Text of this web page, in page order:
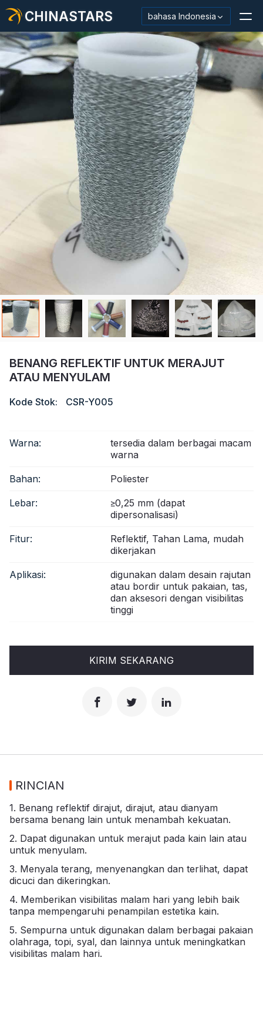
CHINASTARS bahasa Indonesia
Bahan Reflektif/Pita
Kain Reflektif Mode
Pakaian Keamanan
Bahan Menyala Dalam Gelap
Pemangkasan Pencucian Industri
Tentang CHINASTARS
Produk baru
Sertifikat
Katalog
Video
BENANG REFLEKTIF UNTUK MERAJUT
ATAU MENYULAM
Kode Stok: CSR-Y005
Warna:
tersedia dalam berbagai macam
warna
Bahan: Poliester
Lebar:
≥0,25 mm (dapat
dipersonalisasi)
Fitur:
Reflektif, Tahan Lama, mudah
dikerjakan
Aplikasi:
digunakan dalam desain rajutan
atau bordir untuk pakaian, tas,
dan aksesori dengan visibilitas
tinggi
KIRIM SEKARANG
RINCIAN
1. Benang reflektif dirajut, dirajut, atau dianyam
bersama benang lain untuk menambah kekuatan.
2. Dapat digunakan untuk merajut pada kain lain atau
untuk menyulam.
3. Menyala terang, menyenangkan dan terlihat, dapat
dicuci dan dikeringkan.
4. Memberikan visibilitas malam hari yang lebih baik
tanpa mempengaruhi penampilan estetika kain.
5. Sempurna untuk digunakan dalam berbagai pakaian
olahraga, topi, syal, dan lainnya untuk meningkatkan
visibilitas malam hari.